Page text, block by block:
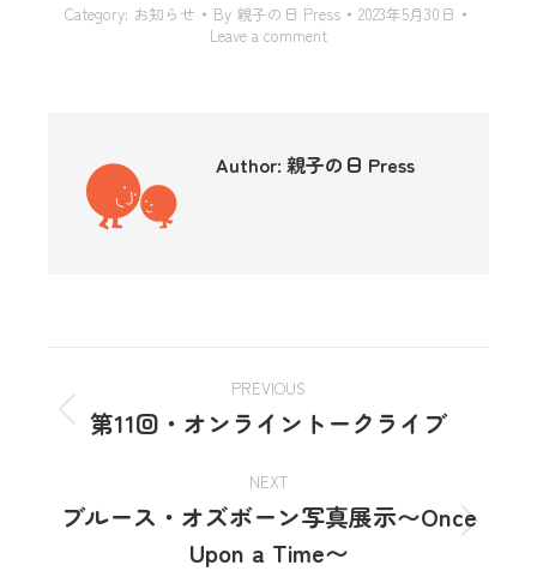
Category: お知らせ By 親子の日 Press
2023年5月30日
Leave a comment
Author: 親子の日 Press
PREVIOUS
第11回・オンライントークライブ
NEXT
ブルース・オズボーン写真展示〜Once
Upon a Time〜